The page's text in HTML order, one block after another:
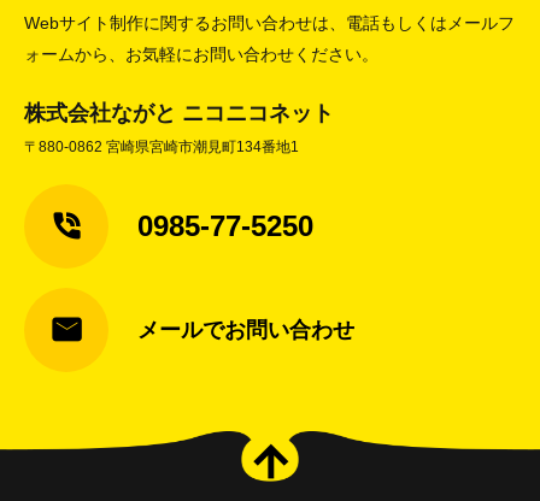
Webサイト制作に関するお問い合わせは、電話もしくはメールフ
ォームから、お気軽にお問い合わせください。
株式会社ながと ニコニコネット
〒880-0862 宮崎県宮崎市潮見町134番地1
0985-77-5250
メールでお問い合わせ
arrow_upward